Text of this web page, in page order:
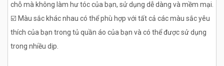
chỗ mà không làm hư tóc của bạn, sử dụng dễ dàng và mềm mại.
☑️ Màu sắc khác nhau có thể phù hợp với tất cả các màu sắc yêu
thích của bạn trong tủ quần áo của bạn và có thể được sử dụng
trong nhiều dịp.